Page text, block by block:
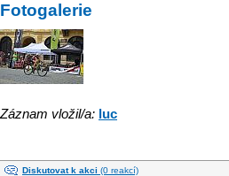
Fotogalerie
Záznam vložil/a: luc
Diskutovat k akci (0 reakcí)